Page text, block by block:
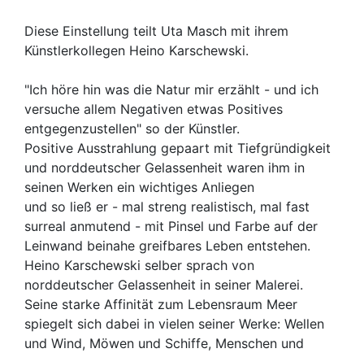
Diese Einstellung teilt Uta Masch mit ihrem
Künstlerkollegen Heino Karschewski.
"Ich höre hin was die Natur mir erzählt - und ich
versuche allem Negativen etwas Positives
entgegenzustellen" so der Künstler.
Positive Ausstrahlung gepaart mit Tiefgründigkeit
und norddeutscher Gelassenheit waren ihm in
seinen Werken ein wichtiges Anliegen
und so ließ er - mal streng realistisch, mal fast
surreal anmutend - mit Pinsel und Farbe auf der
Leinwand beinahe greifbares Leben entstehen.
Heino Karschewski selber sprach von
norddeutscher Gelassenheit in seiner Malerei.
Seine starke Affinität zum Lebensraum Meer
spiegelt sich dabei in vielen seiner Werke: Wellen
und Wind, Möwen und Schiffe, Menschen und